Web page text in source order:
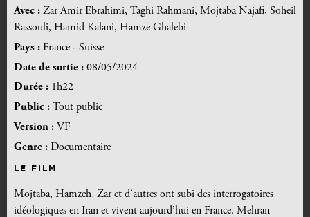
Avec : Zar Amir Ebrahimi, Taghi Rahmani, Mojtaba Najafi, Soheil
Rassouli, Hamid Kalani, Hamze Ghalebi
Pays : France - Suisse
Date de sortie : 08/05/2024
Durée : 1h22
Public : Tout public
Version : VF
Genre : Documentaire
LE FILM
Mojtaba, Hamzeh, Zar et d’autres ont subi des interrogatoires
idéologiques en Iran et vivent aujourd’hui en France. Mehran